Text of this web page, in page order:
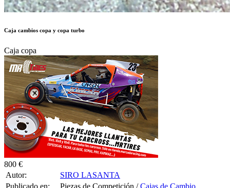
Autor:
SIRO LASANTA
Publicado el:
26-Oct-2024 18:49
Referencia:
757848
Visualizaciones: 597
Provincia:
Zaragoza
Pais:
España
Teléfono:
639865919
Tag:
T-Shirt,Women,Top
Vendo Caja de cambios de Renault 5 Copa Atmosferico / Copa
Turbo
0 CONSULTAS RECIBIDAS.